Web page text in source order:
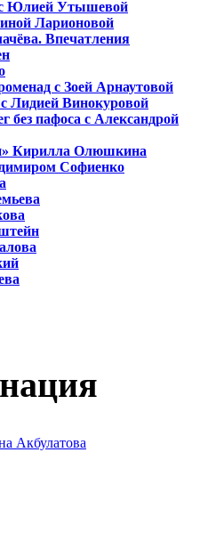
с Юлией Утышевой
Ларионовой
Впечатления
с Зоей Арнаутовой
Лидией Винокуровой
без пафоса с Александрой
Кирилла Олюшкина
Софиенко
Акбулатова